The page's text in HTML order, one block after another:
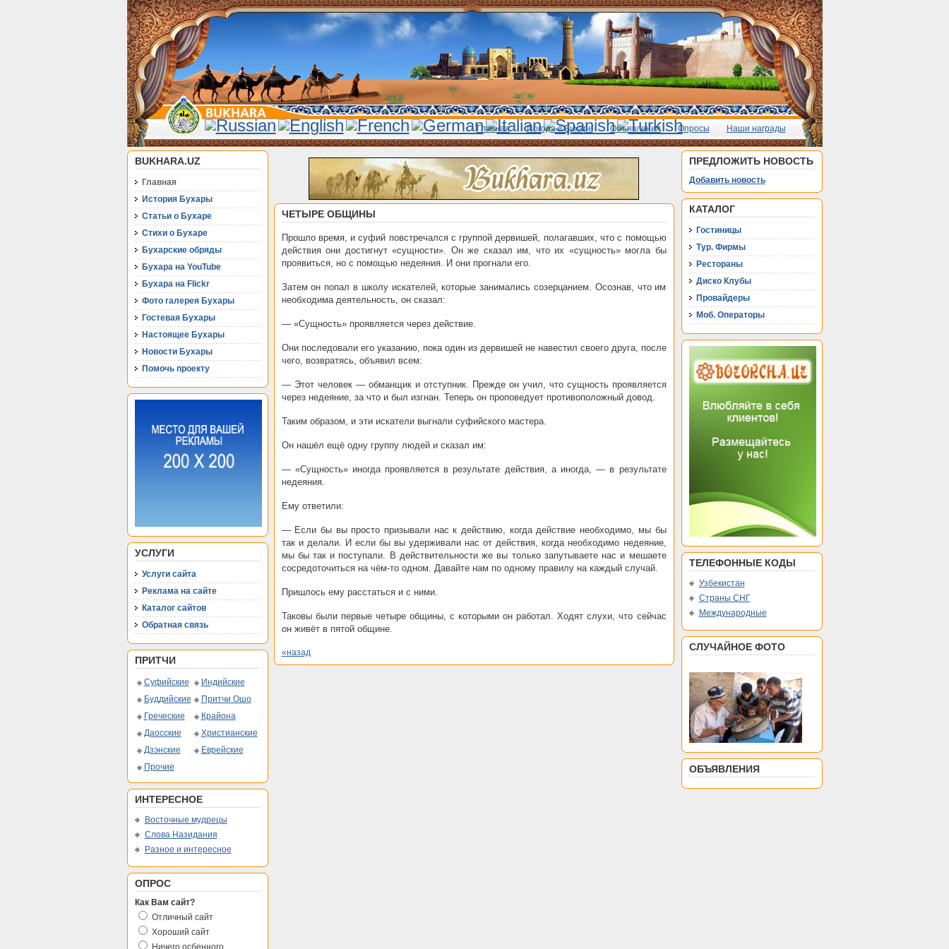
Главная Погода в Бухаре Объявления Опросы Наши награды
BUKHARA.UZ
Главная
История Бухары
Статьи о Бухаре
Стихи о Бухаре
Бухарские обряды
Бухара на YouTube
Бухара на Flickr
Фото галерея Бухары
Гостевая Бухары
Настоящее Бухары
Новости Бухары
Помочь проекту
УСЛУГИ
Услуги сайта
Реклама на сайте
Каталог сайтов
Обратная связь
ПРИТЧИ
Суфийские
Индийские
Буддийские
Притчи Ошо
Греческие
Крайона
Даосские
Христианские
Дзэнские
Еврейские
Прочие
ИНТЕРЕСНОЕ
Восточные мудрецы
Слова Назидания
Разное и интересное
ОПРОС
Как Вам сайт?
Отличный сайт
Хороший сайт
Ничего осбенного
ЧЕТЫРЕ ОБЩИНЫ
Прошло время, и суфий повстречался с группой дервишей, полагавших, что с помощью
действия они достигнут «сущности». Он же сказал им, что их «сущность» могла бы
проявиться, но с помощью недеяния. И они прогнали его.
Затем он попал в школу искателей, которые занимались созерцанием. Осознав, что им
необходима деятельность, он сказал:
— «Сущность» проявляется через действие.
Они последовали его указанию, пока один из дервишей не навестил своего друга, после
чего, возвратясь, объявил всем:
— Этот человек — обманщик и отступник. Прежде он учил, что сущность проявляется
через недеяние, за что и был изгнан. Теперь он проповедует противоположный довод.
Таким образом, и эти искатели выгнали суфийского мастера.
Он нашёл ещё одну группу людей и сказал им:
— «Сущность» иногда проявляется в результате действия, а иногда, — в результате
недеяния.
Ему ответили:
— Если бы вы просто призывали нас к действию, когда действие необходимо, мы бы
так и делали. И если бы вы удерживали нас от действия, когда необходимо недеяние,
мы бы так и поступали. В действительности же вы только запутываете нас и мешаете
сосредоточиться на чём-то одном. Давайте нам по одному правилу на каждый случай.
Пришлось ему расстаться и с ними.
Таковы были первые четыре общины, с которыми он работал. Ходят слухи, что сейчас
он живёт в пятой общине.
«назад
ПРЕДЛОЖИТЬ НОВОСТЬ
Добавить новость
КАТАЛОГ
Гостиницы
Тур. Фирмы
Рестораны
Диско Клубы
Провайдеры
Моб. Операторы
ТЕЛЕФОННЫЕ КОДЫ
Узбекистан
Страны СНГ
Международные
СЛУЧАЙНОЕ ФОТО
ОБЪЯВЛЕНИЯ